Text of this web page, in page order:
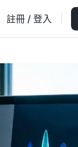
註冊 / 登入